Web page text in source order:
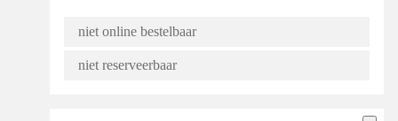
niet online bestelbaar
niet reserveerbaar